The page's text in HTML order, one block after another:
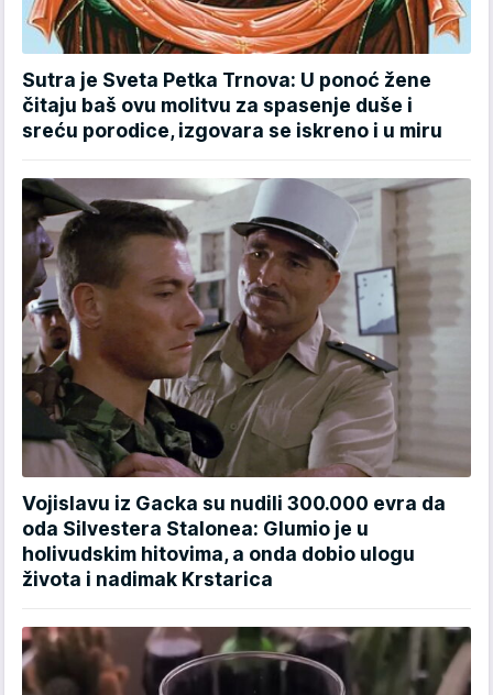
Sutra je Sveta Petka Trnova: U ponoć žene
čitaju baš ovu molitvu za spasenje duše i
sreću porodice, izgovara se iskreno i u miru
Vojislavu iz Gacka su nudili 300.000 evra da
oda Silvestera Stalonea: Glumio je u
holivudskim hitovima, a onda dobio ulogu
života i nadimak Krstarica